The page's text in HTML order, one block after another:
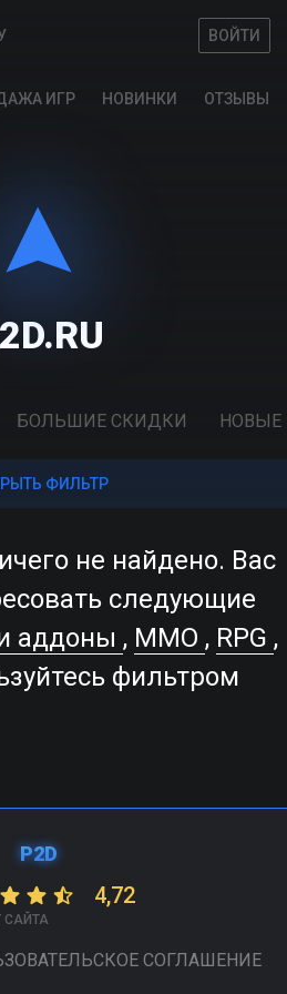
ВОЙТИ
ВОЙТИ
ИГР НОВИНКИ ОТЗЫВЫ
БОЛЬШИЕ СКИДКИ НОВЫЕ
ФИЛЬТР
ФИЛЬТР
не найдено. Вас
следующие
аддоны , MMO , RPG ,
фильтром
P2D
4,72
САЙТА
СОГЛАШЕНИЕ